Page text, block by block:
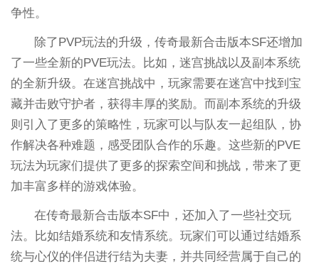
争性。
除了PVP玩法的升级，传奇最新合击版本SF还增加
了一些全新的PVE玩法。比如，迷宫挑战以及副本系统
的全新升级。在迷宫挑战中，玩家需要在迷宫中找到宝
藏并击败守护者，获得丰厚的奖励。而副本系统的升级
则引入了更多的策略性，玩家可以与队友一起组队，协
作解决各种难题，感受团队合作的乐趣。这些新的PVE
玩法为玩家们提供了更多的探索空间和挑战，带来了更
加丰富多样的游戏体验。
在传奇最新合击版本SF中，还加入了一些社交玩
法。比如结婚系统和友情系统。玩家们可以通过结婚系
统与心仪的伴侣进行结为夫妻，并共同经营属于自己的